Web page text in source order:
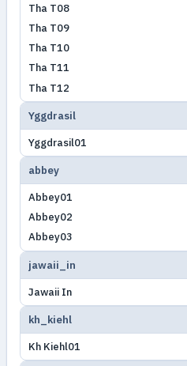
Tha T08
Tha T09
Tha T10
Tha T11
Tha T12
Yggdrasil
Yggdrasil01
abbey
Abbey01
Abbey02
Abbey03
jawaii_in
Jawaii In
kh_kiehl
Kh Kiehl01